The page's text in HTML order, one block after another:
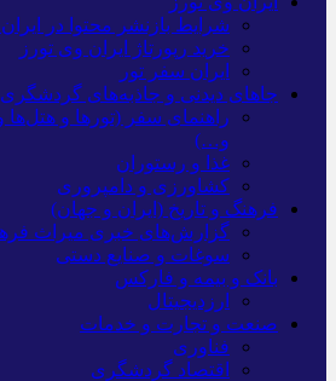
شرایط بازنشر محتوا در
خرید رپورتاژ ایران وی تورز
ایران سفر تور
جاهای دیدنی و جاذبه‌های گردشگری
راهنمای سفر (تورها و
و…)
غذا و رستوران
کشاورزی و دامپروری
فرهنگ و تاریخ (ایران و جهان)
گزارش‌های خبری میراث
سوغات و صنایع دستی
بانک و بیمه و فارکس
ارزدیجیتال
صنعت و تجارت و خدمات
فناوری
اقتصاد گردشگری